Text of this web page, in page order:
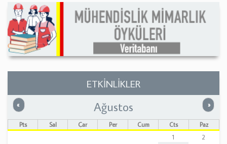
ETKİNLİKLER
« Önceki »
Ağustos
Pts Sal Çar Per Cum Cts
Paz
1
2